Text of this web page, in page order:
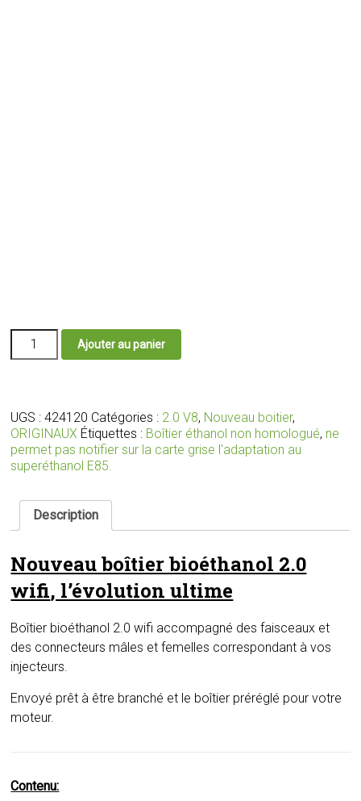
quantité
2.0
wifi
avec
faisceaux
connecteurs
adaptés
pour
moteur
Ajouter au panier
UGS :424120 Catégories : 2.0 V8, Nouveau boitier,
ORIGINAUX Étiquettes : Boîtier éthanol non homologué, ne
permet pas notifier sur la carte grise l'adaptation au
superéthanol E85.
Description
Nouveau boîtier bioéthanol 2.0
wifi, l’évolution ultime
Boîtier bioéthanol 2.0 wifi accompagné des faisceaux et
des connecteurs mâles et femelles correspondant à vos
injecteurs.
Envoyé prêt à être branché et le boîtier préréglé pour votre
moteur.
Contenu: